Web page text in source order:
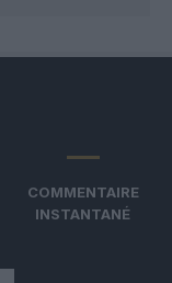
COMMENTAIRE
INSTANTANÉ